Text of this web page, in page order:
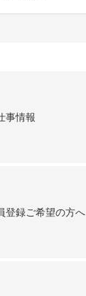
事情報
登録ご希望の方へ